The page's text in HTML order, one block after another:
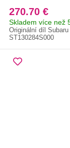
270.70 €
Skladem více než
Originální díl Subaru
ST130284S000